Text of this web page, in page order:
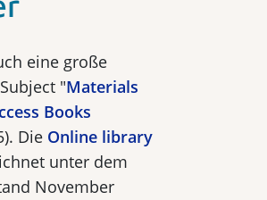
eine große
"Materials
Books
Die Online library
unter dem
November